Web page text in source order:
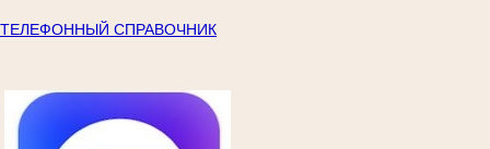
ТЕЛЕФОННЫЙ СПРАВОЧНИК